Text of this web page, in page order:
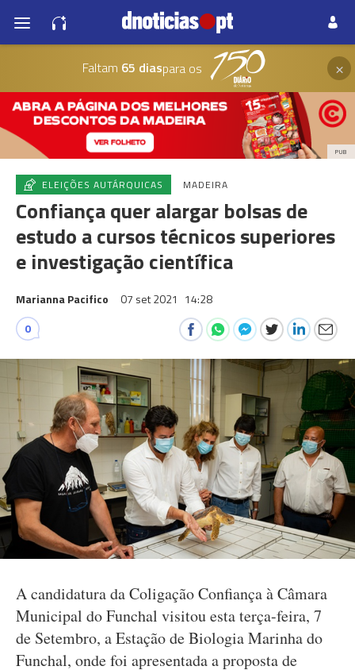
Faltam 65 diaspara os ×
PUB
ELEIÇÕES AUTÁRQUICAS MADEIRA
Confiança quer alargar bolsas de
estudo a cursos técnicos superiores
e investigação científica
Marianna Pacifico 07 set 2021 14:28
0
A candidatura da Coligação Confiança à Câmara
Municipal do Funchal visitou esta terça-feira, 7
de Setembro, a Estação de Biologia Marinha do
Funchal, onde foi apresentada a proposta de